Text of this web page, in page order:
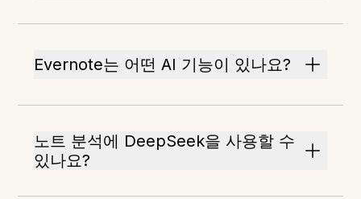
Evernote는 어떤 AI 기능이 있나요?
노트 분석에 DeepSeek을 사용할 수
있나요?